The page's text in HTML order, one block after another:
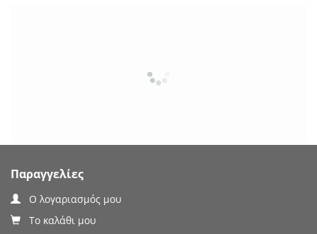
Παραγγελίες
Ο λογαριασμός μου
Το καλάθι μου